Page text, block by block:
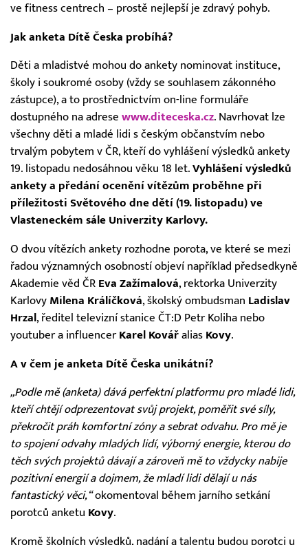
ve fitness centrech – prostě nejlepší je zdravý pohyb.
Jak anketa Dítě Česka probíhá?
Děti a mladistvé mohou do ankety nominovat instituce,
školy i soukromé osoby (vždy se souhlasem zákonného
zástupce), a to prostřednictvím on-line formuláře
dostupného na adrese www.diteceska.cz. Navrhovat lze
všechny děti a mladé lidi s českým občanstvím nebo
trvalým pobytem v ČR, kteří do vyhlášení výsledků ankety
19. listopadu nedosáhnou věku 18 let. Vyhlášení výsledků
ankety a předání ocenění vítězům proběhne při
příležitosti Světového dne dětí (19. listopadu) ve
Vlasteneckém sále Univerzity Karlovy.
O dvou vítězích ankety rozhodne porota, ve které se mezi
řadou významných osobností objeví například předsedkyně
Akademie věd ČR Eva Zažímalová, rektorka Univerzity
Karlovy Milena Králíčková, školský ombudsman Ladislav
Hrzal, ředitel televizní stanice ČT:D Petr Koliha nebo
youtuber a influencer Karel Kovář alias Kovy.
A v čem je anketa Dítě Česka unikátní?
„Podle mě (anketa) dává perfektní platformu pro mladé lidi,
kteří chtějí odprezentovat svůj projekt, poměřit své síly,
překročit práh komfortní zóny a sebrat odvahu. Pro mě je
to spojení odvahy mladých lidí, výborný energie, kterou do
těch svých projektů dávají a zároveň mě to vždycky nabije
pozitivní energií a dojmem, že mladí lidi dělají u nás
fantastický věci,“okomentoval během jarního setkání
porotců anketu Kovy.
Kromě školních výsledků, nadání a talentu budou porotci u